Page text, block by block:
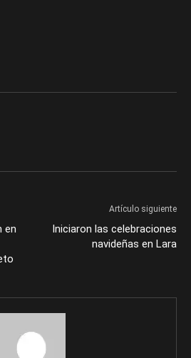
en
Artículo siguiente
Iniciaron las celebraciones
navideñas en Lara